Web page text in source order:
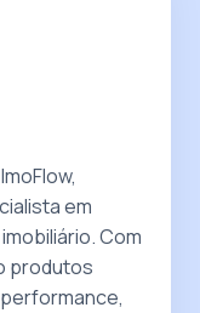
em
Com
produtos